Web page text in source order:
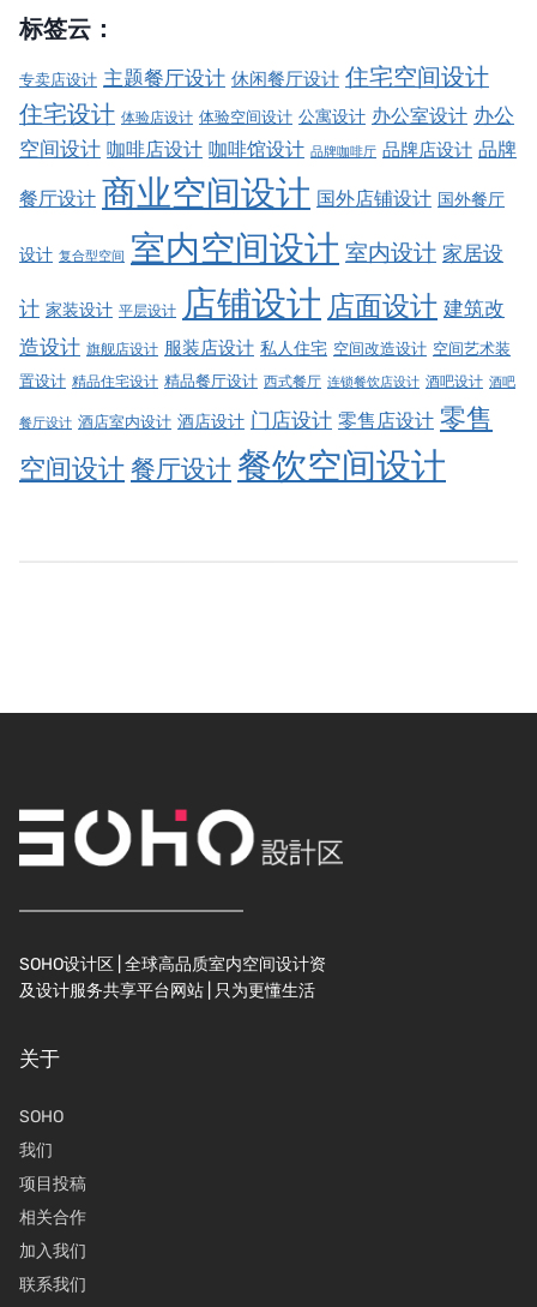
标签云：
专卖店设计 主题餐厅设计 休闲餐厅设计 住宅空间设计
住宅设计 体验店设计 体验空间设计 公寓设计 办公室设计 办公
空间设计 咖啡店设计 咖啡馆设计 品牌咖啡厅 品牌店设计 品牌
餐厅设计 商业空间设计 国外店铺设计 国外餐厅
设计 复合型空间 室内空间设计 室内设计 家居设
计 家装设计 平层设计 店铺设计 店面设计 建筑改
造设计 旗舰店设计 服装店设计 私人住宅 空间改造设计 空间艺术装
置设计 精品住宅设计 精品餐厅设计 西式餐厅 连锁餐饮店设计 酒吧设计 酒吧
餐厅设计 酒店室内设计 酒店设计 门店设计 零售店设计 零售
空间设计餐厅设计 餐饮空间设计
SOHO设计区 | 全球高品质室内空间设计资
及设计服务共享平台网站 | 只为更懂生活
关于
SOHO
我们
项目投稿
相关合作
加入我们
联系我们